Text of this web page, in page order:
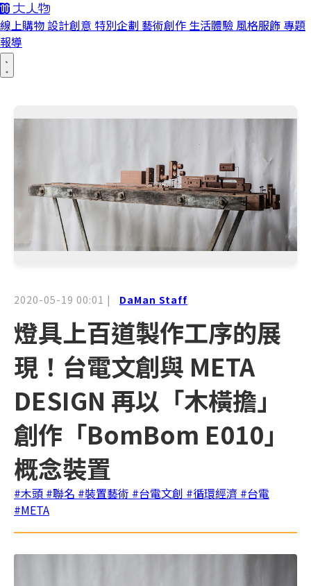
線上購物 設計創意 特別企劃 藝術創作 生活體驗 風格服飾 專題
報導
2020-05-19 00:01 | DaMan Staff
燈具上百道製作工序的展
現！台電文創與 META
DESIGN 再以「木橫擔」
創作「BomBom E010」
概念裝置‭ ‬
#木頭 #聯名 #裝置藝術 #台電文創 #循環經濟 #台電
#‬META